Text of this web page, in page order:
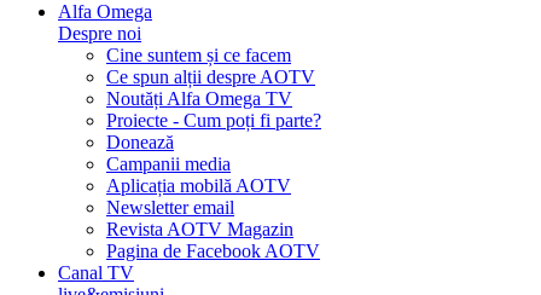
Alfa Omega
Despre noi
Cine suntem și ce facem
Ce spun alții despre AOTV
Noutăți Alfa Omega TV
Proiecte - Cum poți fi parte?
Donează
Campanii media
Aplicația mobilă AOTV
Newsletter email
Revista AOTV Magazin
Pagina de Facebook AOTV
Canal TV